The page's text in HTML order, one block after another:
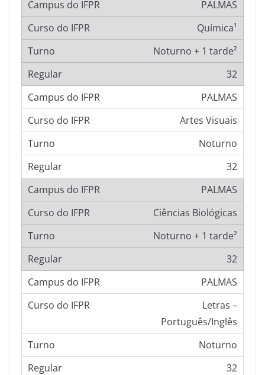
PALMAS
Química¹
Noturno + 1 tarde²
32
PALMAS
Artes Visuais
Noturno
32
PALMAS
Ciências Biológicas
Noturno + 1 tarde²
32
PALMAS
Letras –
Português/Inglês
Noturno
32